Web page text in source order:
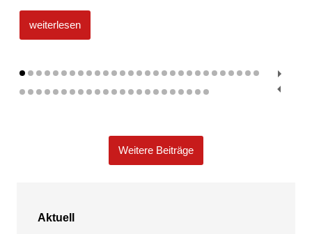
weiterlesen
Weitere Beiträge
Aktuell